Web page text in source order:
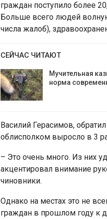
граждан поступило более
Больше всего людей
числа жалоб),
СЕЙЧАС ЧИТАЮТ
Мучительная
норма
Василий Герасимов,
облисполком выросло в 3
– Это очень много. Из них
акцентировал внимание
чиновники.
Однако на местах это не
граждан в прошлом году к